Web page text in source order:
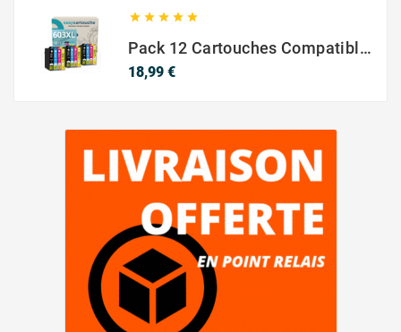
    
Pack 12 Cartouches Compatible EPSON 603XL
18,99 €Prix